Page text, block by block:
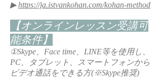
▶︎ https://ja.istvankohan.com/kohan-method
【オンラインレッスン受講可
能条件】
①Skype、Face time、LINE等を使用し、
PC、タブレット、スマートフォンから
ビデオ通話をできる方(※Skype推奨)